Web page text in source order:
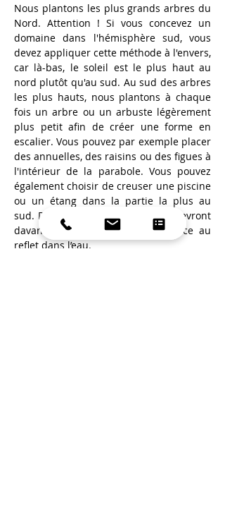
Nous plantons les plus grands arbres du
Nord. Attention ! Si vous concevez un
domaine dans l'hémisphère sud, vous
devez appliquer cette méthode à l'envers,
car là-bas, le soleil est le plus haut au
nord plutôt qu'au sud. Au sud des arbres
les plus hauts, nous plantons à chaque
fois un arbre ou un arbuste légèrement
plus petit afin de créer une forme en
escalier. Vous pouvez par exemple placer
des annuelles, des raisins ou des figues à
l'intérieur de la parabole. Vous pouvez
également choisir de creuser une piscine
ou un étang dans la partie la plus au
sud. De cette façon, les plantes recevront
davantage de lumière solaire grâce au
reflet dans l’eau.